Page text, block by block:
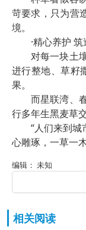
苛要求，只为营
境。
·精心养护
对每一块土
进行整地、草籽
果。
而星联湾、
行多年生黑麦草
“人们来到
心雕琢，一草一
编辑： 未知
相关阅读